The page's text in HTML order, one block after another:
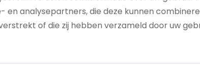
doel dat écht bij je
neem je een prachtig besluit.
Is een goed
manieren om
Wanneer je besluit
je natuurlijk zeker
en analysepartners, die deze kunnen
of die zij hebben verzameld door uw